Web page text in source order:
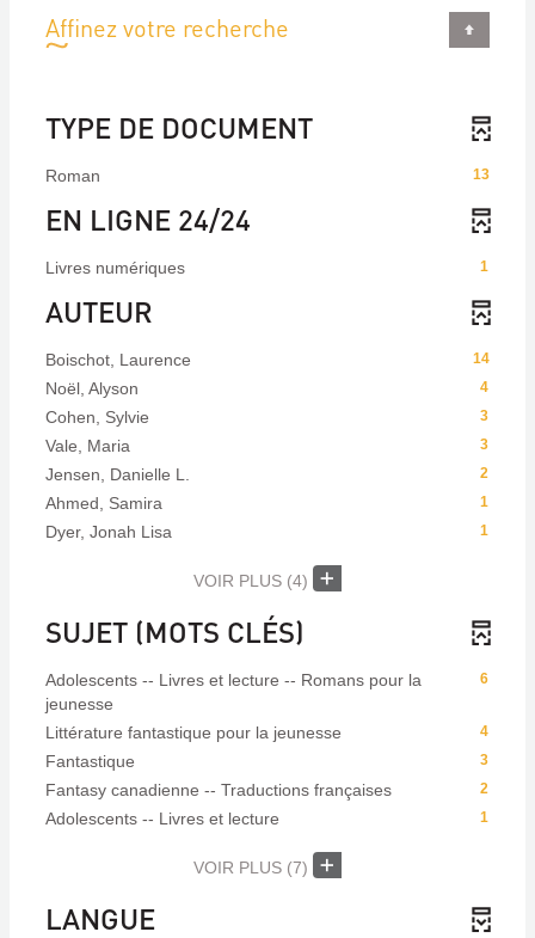
Affinez votre recherche
TYPE DE DOCUMENT
13
Roman
EN LIGNE 24/24
1
Livres numériques
AUTEUR
14
Boischot, Laurence
4
Noël, Alyson
3
Cohen, Sylvie
3
Vale, Maria
2
Jensen, Danielle L.
1
Ahmed, Samira
1
Dyer, Jonah Lisa
VOIR PLUS (4)
SUJET (MOTS CLÉS)
6
Adolescents -- Livres et lecture -- Romans pour la
jeunesse
4
Littérature fantastique pour la jeunesse
3
Fantastique
2
Fantasy canadienne -- Traductions françaises
1
Adolescents -- Livres et lecture
VOIR PLUS (7)
LANGUE